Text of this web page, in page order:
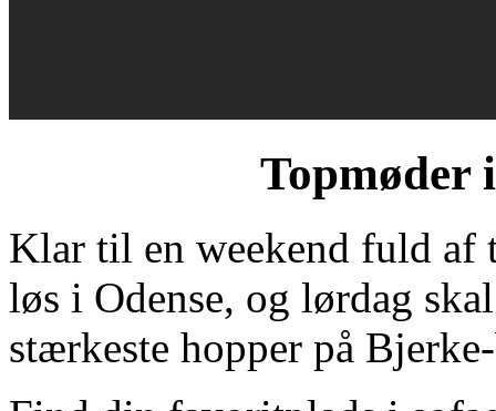
Topmøder
Klar til en weekend fuld af
løs i Odense, og lørdag
stærkeste hopper på